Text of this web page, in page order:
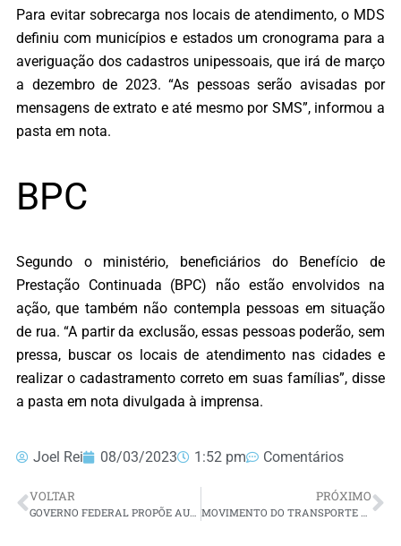
Para evitar sobrecarga nos locais de atendimento, o MDS
definiu com municípios e estados um cronograma para a
averiguação dos cadastros unipessoais, que irá de março
a dezembro de 2023. “As pessoas serão avisadas por
mensagens de extrato e até mesmo por SMS”, informou a
pasta em nota.
BPC
Segundo o ministério, beneficiários do Benefício de
Prestação Continuada (BPC) não estão envolvidos na
ação, que também não contempla pessoas em situação
de rua. “A partir da exclusão, essas pessoas poderão, sem
pressa, buscar os locais de atendimento nas cidades e
realizar o cadastramento correto em suas famílias”, disse
a pasta em nota divulgada à imprensa.
Joel Rei 08/03/2023 1:52 pm Comentários
VOLTAR PRÓXIMO